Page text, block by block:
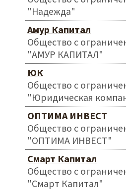
"Надежда"
Амур Капитал
Общество с
"АМУР КАПИТАЛ"
ЮК
Общество с
"Юридическая
ОПТИМА ИНВЕСТ
Общество с
"ОПТИМА ИНВЕСТ"
Смарт Капитал
Общество с
"Смарт Капитал"